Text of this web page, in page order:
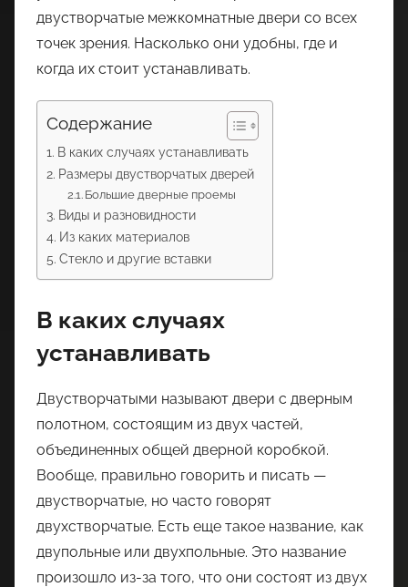
двустворчатые межкомнатные двери со всех
точек зрения. Насколько они удобны, где и
когда их стоит устанавливать.
Содержание
В каких случаях устанавливать
Размеры двустворчатых дверей
Большие дверные проемы
Виды и разновидности
Из каких материалов
Стекло и другие вставки
В каких случаях
устанавливать
Двустворчатыми называют двери с дверным
полотном, состоящим из двух частей,
объединенных общей дверной коробкой.
Вообще, правильно говорить и писать —
двустворчатые, но часто говорят
двухстворчатые. Есть еще такое название, как
двупольные или двухпольные. Это название
произошло из-за того, что они состоят из двух